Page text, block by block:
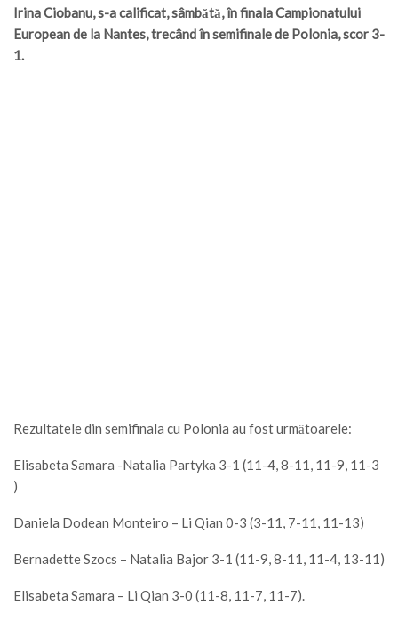
Irina Ciobanu, s-a calificat, sâmbătă, în finala Campionatului
European de la Nantes, trecând în semifinale de Polonia, scor 3-
1.
Rezultatele din semifinala cu Polonia au fost următoarele:
Elisabeta Samara -Natalia Partyka 3-1 (11-4, 8-11, 11-9, 11-3
)
Daniela Dodean Monteiro – Li Qian 0-3 (3-11, 7-11, 11-13)
Bernadette Szocs – Natalia Bajor 3-1 (11-9, 8-11, 11-4, 13-11)
Elisabeta Samara – Li Qian 3-0 (11-8, 11-7, 11-7).